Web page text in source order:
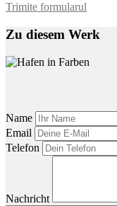
Trimite formularul
Zu diesem Werk
Name
Email
Telefon
Nachricht